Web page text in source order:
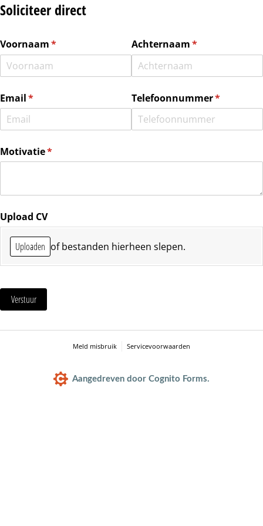
Soliciteer direct
Voornaam*
(is vereist) Achternaam*
(is vereist)
Email*
(is vereist) Telefoonnummer*
(is vereist)
Motivatie*
(is vereist)
Upload CV
Uploaden of bestanden hierheen slepen.
Verstuur
Meld misbruik Servicevoorwaarden
Aangedreven door Cognito Forms.